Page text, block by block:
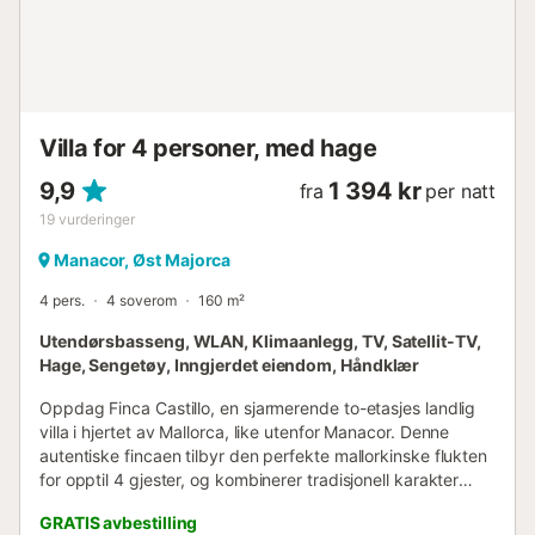
Villa for 4 personer, med hage
9,9
19 vurderinger
fra 1 394 kr per natt
Manacor, Øst Majorca
4 pers. 4 soverom 160 m²
Utendørsbasseng, WLAN, Klimaanlegg, TV, Satellit-TV,
Hage, Sengetøy, Inngjerdet eiendom, Håndklær
Oppdag Finca Castillo, en sjarmerende to-etasjes landlig
villa i hjertet av Mallorca, like utenfor Manacor. Denne
autentiske fincaen tilbyr den perfekte mallorkinske flukten
for opptil 4 gjester, og kombinerer tradisjonell karakter
har 4 soverom, 3 komplette bad pluss et gjestetoalett, et
GRATIS avbestilling